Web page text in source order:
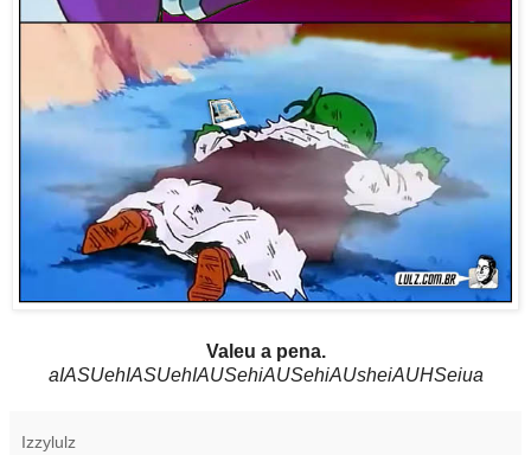
Valeu a pena.
aIASUehIASUehIAUSehiAUSehiAUsheiAUHSeiua
Izzylulz